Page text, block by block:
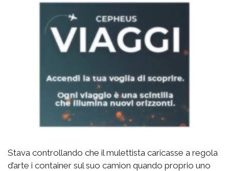
Stava controllando che il mulettista caricasse a regola
d’arte i container sul suo camion quando proprio uno